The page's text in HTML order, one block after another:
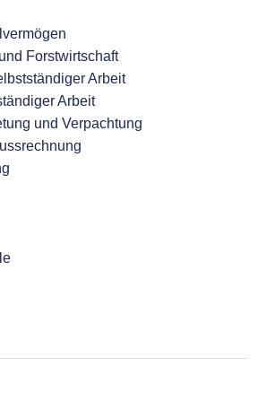
Forstwirtschaft
Arbeit
Arbeit
und Verpachtung